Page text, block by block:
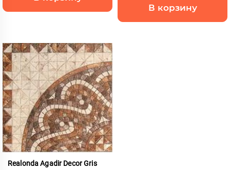
В корзину
Realonda Agadir Decor Gris